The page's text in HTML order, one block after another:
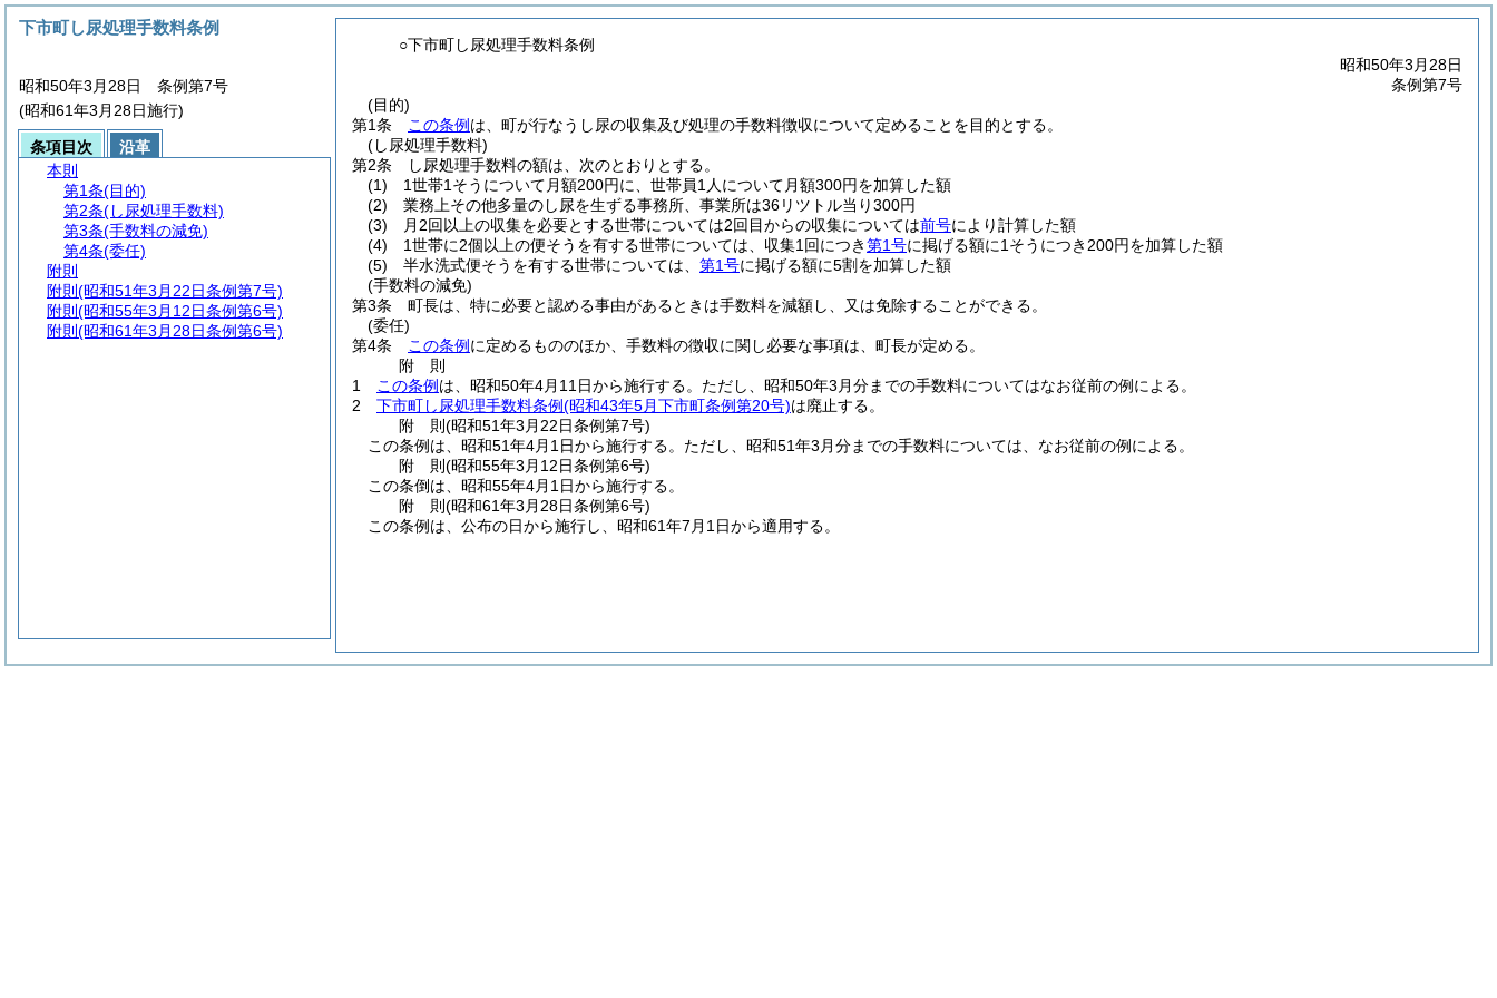
○下市町し尿処理手数料条例
昭和50年3月28日
条例第7号
(目的)
第1条
この条例 は、町が行なうし尿の収集及び処理の手数料徴収について定めることを目的とする。
(し尿処理手数料)
第2条
し尿処理手数料の額は、次のとおりとする。
(1)
1世帯1そうについて月額200円に、世帯員1人について月額300円を加算した額
(2)
業務上その他多量のし尿を生ずる事務所、事業所は36リツトル当り300円
(3)
月2回以上の収集を必要とする世帯については2回目からの収集については前号により計算した額
(4)
1世帯に2個以上の便そうを有する世帯については、収集1回につき第1号に掲げる額に1そうにつき200円を加算した額
(5)
半水洗式便そうを有する世帯については、 第1号に掲げる額に5割を加算した額
(手数料の減免)
第3条
町長は、特に必要と認める事由があるときは手数料を減額し、又は免除することができる。
(委任)
第4条
この条例 に定めるもののほか、手数料の徴収に関し必要な事項は、町長が定める。
附 則
1
この条例 は、昭和50年4月11日から施行する。 ただし、昭和50年3月分までの手数料についてはなお従前の例による。
2
下市町し尿処理手数料条例(昭和43年5月下市町条例第20号)は廃止する。
附 則(昭和51年3月22日条例第7号)
この条例は、昭和51年4月1日から施行する。 ただし、昭和51年3月分までの手数料については、なお従前の例による。
附 則(昭和55年3月12日条例第6号)
この条倒は、昭和55年4月1日から施行する。
附 則(昭和61年3月28日条例第6号)
この条例は、公布の日から施行し、昭和61年7月1日から適用する。
下市町し尿処理手数料条例
昭和50年3月28日 条例第7号
(昭和61年3月28日施行)
条項目次
沿革
本則
第1条(目的)
第2条(し尿処理手数料)
第3条(手数料の減免)
第4条(委任)
附則
附則 (昭和51年3月22日条例第7号)
附則 (昭和55年3月12日条例第6号)
附則 (昭和61年3月28日条例第6号)